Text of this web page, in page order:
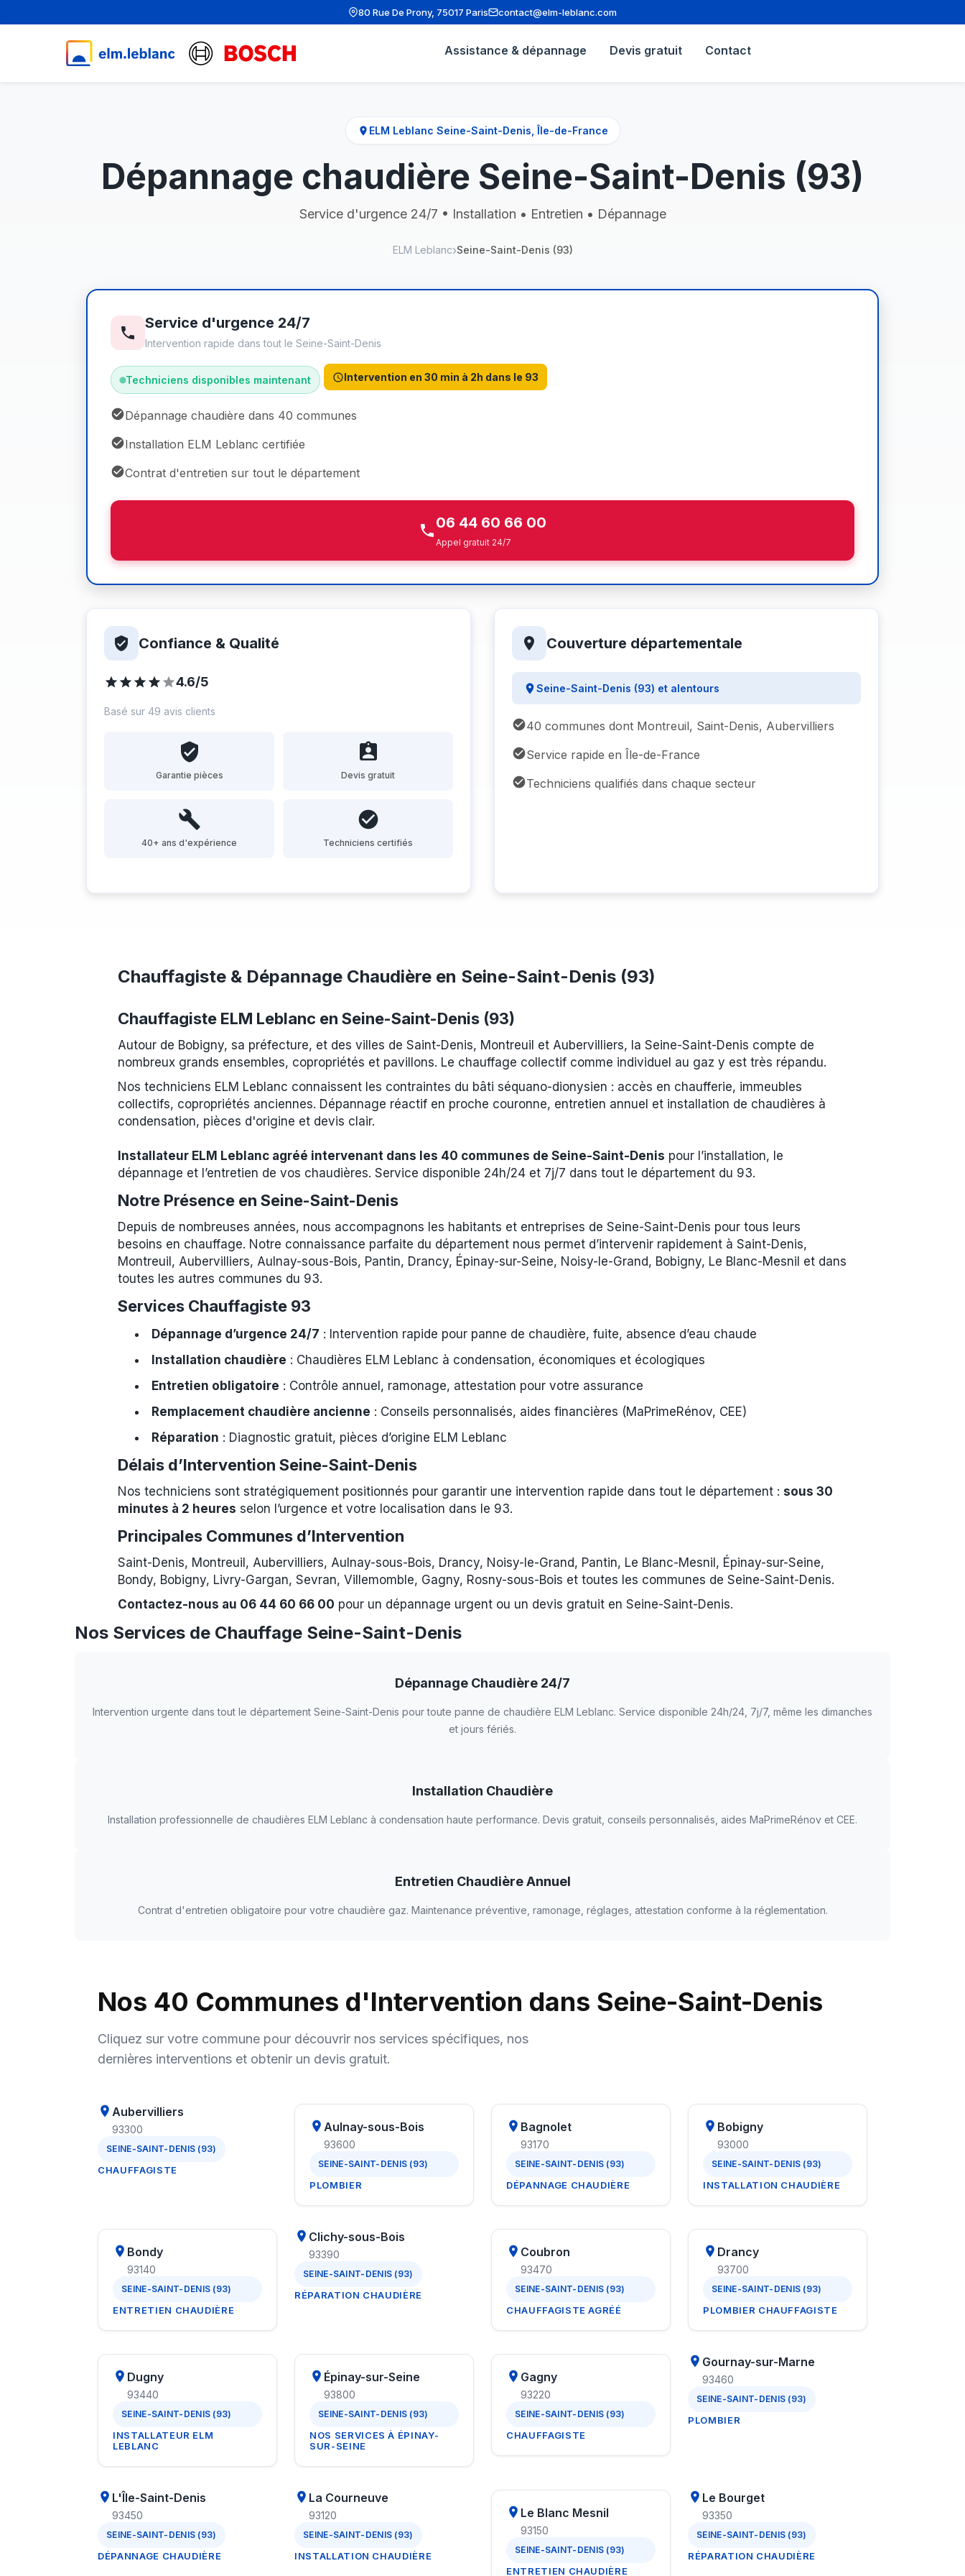
80 Rue De Prony, 75017 Paris contact@elm-leblanc.com
Assistance & dépannage Devis gratuit Contact
ELM Leblanc Seine-Saint-Denis, Île-de-France
Dépannage chaudière Seine-Saint-Denis (93)
Service d'urgence 24/7 • Installation • Entretien • Dépannage
ELM Leblanc Seine-Saint-Denis (93)
Service d'urgence 24/7
Intervention rapide dans tout le Seine-Saint-Denis
Techniciens disponibles maintenant Intervention en 30 min à 2h dans le 93
Dépannage chaudière dans 40 communes
Installation ELM Leblanc certifiée
Contrat d'entretien sur tout le département
06 44 60 66 00
Appel gratuit 24/7
Confiance & Qualité
4.6/5
Basé sur 49 avis clients
Garantie pièces Devis gratuit
40+ ans d'expérience Techniciens certifiés
Couverture départementale
Seine-Saint-Denis (93) et alentours
40 communes dont Montreuil, Saint-Denis, Aubervilliers
Service rapide en Île-de-France
Techniciens qualifiés dans chaque secteur
Chauffagiste & Dépannage Chaudière en Seine-Saint-Denis (93)
Chauffagiste ELM Leblanc en Seine-Saint-Denis (93)
Autour de Bobigny, sa préfecture, et des villes de Saint-Denis, Montreuil et Aubervilliers, la Seine-Saint-Denis compte de
nombreux grands ensembles, copropriétés et pavillons. Le chauffage collectif comme individuel au gaz y est très répandu.
Nos techniciens ELM Leblanc connaissent les contraintes du bâti séquano-dionysien : accès en chaufferie, immeubles
collectifs, copropriétés anciennes. Dépannage réactif en proche couronne, entretien annuel et installation de chaudières à
condensation, pièces d'origine et devis clair.
Installateur ELM Leblanc agréé intervenant dans les 40 communes de Seine-Saint-Denis pour l’installation, le
dépannage et l’entretien de vos chaudières. Service disponible 24h/24 et 7j/7 dans tout le département du 93.
Notre Présence en Seine-Saint-Denis
Depuis de nombreuses années, nous accompagnons les habitants et entreprises de Seine-Saint-Denis pour tous leurs
besoins en chauffage. Notre connaissance parfaite du département nous permet d’intervenir rapidement à Saint-Denis,
Montreuil, Aubervilliers, Aulnay-sous-Bois, Pantin, Drancy, Épinay-sur-Seine, Noisy-le-Grand, Bobigny, Le Blanc-Mesnil et dans
toutes les autres communes du 93.
Services Chauffagiste 93
Dépannage d’urgence 24/7 : Intervention rapide pour panne de chaudière, fuite, absence d’eau chaude
Installation chaudière : Chaudières ELM Leblanc à condensation, économiques et écologiques
Entretien obligatoire : Contrôle annuel, ramonage, attestation pour votre assurance
Remplacement chaudière ancienne : Conseils personnalisés, aides financières (MaPrimeRénov, CEE)
Réparation : Diagnostic gratuit, pièces d’origine ELM Leblanc
Délais d’Intervention Seine-Saint-Denis
Nos techniciens sont stratégiquement positionnés pour garantir une intervention rapide dans tout le département : sous 30
minutes à 2 heures selon l’urgence et votre localisation dans le 93.
Principales Communes d’Intervention
Saint-Denis, Montreuil, Aubervilliers, Aulnay-sous-Bois, Drancy, Noisy-le-Grand, Pantin, Le Blanc-Mesnil, Épinay-sur-Seine,
Bondy, Bobigny, Livry-Gargan, Sevran, Villemomble, Gagny, Rosny-sous-Bois et toutes les communes de Seine-Saint-Denis.
Contactez-nous au 06 44 60 66 00 pour un dépannage urgent ou un devis gratuit en Seine-Saint-Denis.
Nos Services de Chauffage Seine-Saint-Denis
Dépannage Chaudière 24/7
Intervention urgente dans tout le département Seine-Saint-Denis pour toute panne de chaudière ELM Leblanc. Service disponible 24h/24, 7j/7, même les dimanches
et jours fériés.
Installation Chaudière
Installation professionnelle de chaudières ELM Leblanc à condensation haute performance. Devis gratuit, conseils personnalisés, aides MaPrimeRénov et CEE.
Entretien Chaudière Annuel
Contrat d'entretien obligatoire pour votre chaudière gaz. Maintenance préventive, ramonage, réglages, attestation conforme à la réglementation.
Nos 40 Communes d'Intervention dans Seine-Saint-Denis
Cliquez sur votre commune pour découvrir nos services spécifiques, nos
dernières interventions et obtenir un devis gratuit.
Aubervilliers
93300
SEINE-SAINT-DENIS (93)
CHAUFFAGISTE
Aulnay-sous-Bois
93600
SEINE-SAINT-DENIS (93)
PLOMBIER
Bagnolet
93170
SEINE-SAINT-DENIS (93)
DÉPANNAGE CHAUDIÈRE
Bobigny
93000
SEINE-SAINT-DENIS (93)
INSTALLATION CHAUDIÈRE
Bondy
93140
SEINE-SAINT-DENIS (93)
ENTRETIEN CHAUDIÈRE
Clichy-sous-Bois
93390
SEINE-SAINT-DENIS (93)
RÉPARATION CHAUDIÈRE
Coubron
93470
SEINE-SAINT-DENIS (93)
CHAUFFAGISTE AGRÉÉ
Drancy
93700
SEINE-SAINT-DENIS (93)
PLOMBIER CHAUFFAGISTE
Dugny
93440
SEINE-SAINT-DENIS (93)
INSTALLATEUR ELM
LEBLANC
Épinay-sur-Seine
93800
SEINE-SAINT-DENIS (93)
NOS SERVICES À ÉPINAY-
SUR-SEINE
Gagny
93220
SEINE-SAINT-DENIS (93)
CHAUFFAGISTE
Gournay-sur-Marne
93460
SEINE-SAINT-DENIS (93)
PLOMBIER
L'Île-Saint-Denis
93450
SEINE-SAINT-DENIS (93)
DÉPANNAGE CHAUDIÈRE
La Courneuve
93120
SEINE-SAINT-DENIS (93)
INSTALLATION CHAUDIÈRE
Le Blanc Mesnil
93150
SEINE-SAINT-DENIS (93)
ENTRETIEN CHAUDIÈRE
Le Bourget
93350
SEINE-SAINT-DENIS (93)
RÉPARATION CHAUDIÈRE